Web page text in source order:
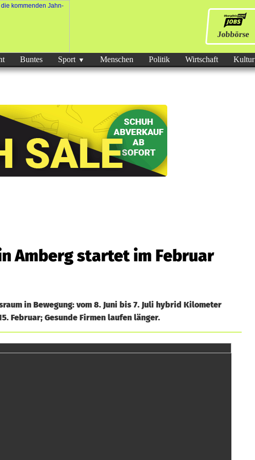
Jobbörse
Buntes Sport Menschen Politik Wirtschaft Kultur
Amberg startet im Februar
in Bewegung: vom 8. Juni bis 7. Juli hybrid Kilometer
Februar; Gesunde Firmen laufen länger.